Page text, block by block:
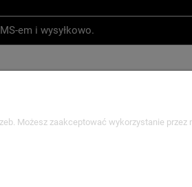
em i wysyłkowo.
Możesz zaakceptować wykorzystanie